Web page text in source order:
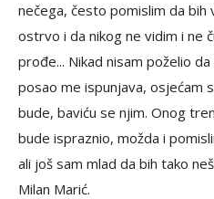
nečega, često pomislim da bih
ostrvo i da nikog ne vidim i ne
prođe... Nikad nisam poželio
posao me ispunjava, osjećam
bude, baviću se njim. Onog
bude ispraznio, možda i
ali još sam mlad da bih tako
Milan Marić.